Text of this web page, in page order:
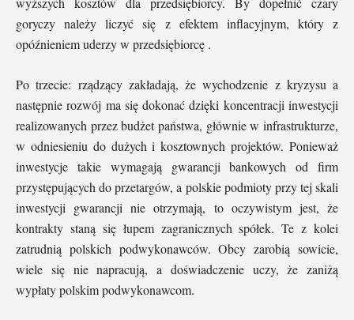
goryczy należy liczyć się z efektem inflacyjnym, który z
opóźnieniem uderzy w przedsiębiorcę .
Po trzecie: rządzący zakładają, że wychodzenie z kryzysu a
następnie rozwój ma się dokonać dzięki koncentracji inwestycji
realizowanych przez budżet państwa, głównie w infrastrukturze,
w odniesieniu do dużych i kosztownych projektów. Ponieważ
inwestycje takie wymagają gwarancji bankowych od firm
przystępujących do przetargów, a polskie podmioty przy tej skali
inwestycji gwarancji nie otrzymają, to oczywistym jest, że
kontrakty staną się łupem zagranicznych spółek. Te z kolei
zatrudnią polskich podwykonawców. Obcy zarobią sowicie,
wiele się nie napracują, a doświadczenie uczy, że zaniżą
wypłaty polskim podwykonawcom.